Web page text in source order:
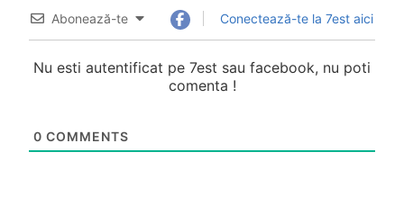
Abonează-te Conectează-te la 7est aici
Nu esti autentificat pe 7est sau facebook, nu poti
comenta !
0 COMMENTS